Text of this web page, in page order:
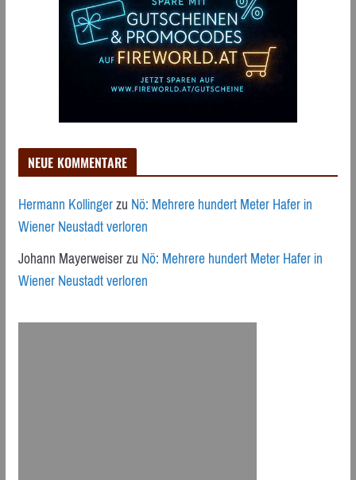
NEUE KOMMENTARE
Hermann KollingerzuNö: Mehrere hundert Meter Hafer in
Wiener Neustadt verloren
Johann MayerweiserzuNö: Mehrere hundert Meter Hafer in
Wiener Neustadt verloren